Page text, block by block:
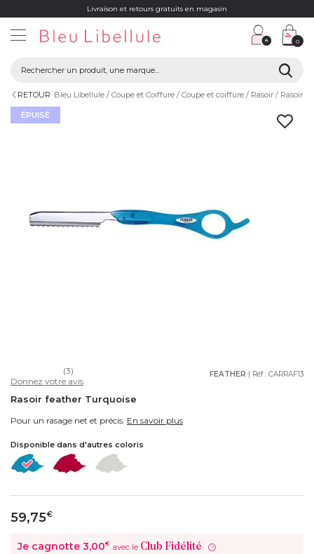
Livraison et retours gratuits en magasin
0
RETOUR Bleu Libellule Coupe et Coiffure Coupe et coiffure Rasoir Rasoir
ÉPUISÉ
FEATHER | Réf : CARRAF13
(3)
Donnez votre avis
Rasoir feather Turquoise
Pour un rasage net et précis. En savoir plus
Disponible dans d'autres coloris
59,75€
Je cagnotte 3,00€ avec le Club Fidélité ?